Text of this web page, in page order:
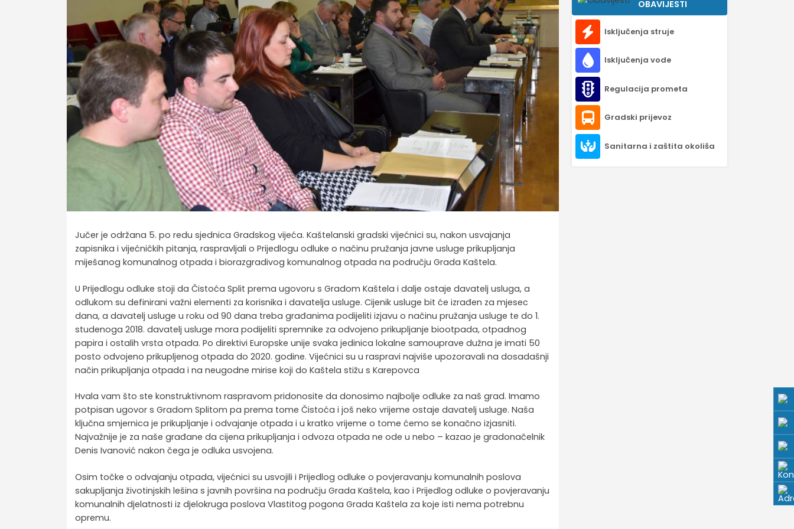
Jučer je održana 5. po redu sjednica Gradskog vijeća. Kaštelanski gradski vijećnici su, nakon usvajanja
zapisnika i vijećničkih pitanja, raspravljali o Prijedlogu odluke o načinu pružanja javne usluge prikupljanja
miješanog komunalnog otpada i biorazgradivog komunalnog otpada na području Grada Kaštela.
U Prijedlogu odluke stoji da Čistoća Split prema ugovoru s Gradom Kaštela i dalje ostaje davatelj usluga, a
odlukom su definirani važni elementi za korisnika i davatelja usluge. Cijenik usluge bit će izrađen za mjesec
dana, a davatelj usluge u roku od 90 dana treba građanima podijeliti izjavu o načinu pružanja usluge te do 1.
studenoga 2018. davatelj usluge mora podijeliti spremnike za odvojeno prikupljanje biootpada, otpadnog
papira i ostalih vrsta otpada. Po direktivi Europske unije svaka jedinica lokalne samouprave dužna je imati 50
posto odvojeno prikupljenog otpada do 2020. godine. Vijećnici su u raspravi najviše upozoravali na dosadašnji
način prikupljanja otpada i na neugodne mirise koji do Kaštela stižu s Karepovca
Hvala vam što ste konstruktivnom raspravom pridonosite da donosimo najbolje odluke za naš grad. Imamo
potpisan ugovor s Gradom Splitom pa prema tome Čistoća i još neko vrijeme ostaje davatelj usluge. Naša
ključna smjernica je prikupljanje i odvajanje otpada i u kratko vrijeme o tome ćemo se konačno izjasniti.
Najvažnije je za naše građane da cijena prikupljanja i odvoza otpada ne ode u nebo – kazao je gradonačelnik
Denis Ivanović nakon čega je odluka usvojena.
Osim točke o odvajanju otpada, vijećnici su usvojili i Prijedlog odluke o povjeravanju komunalnih poslova
sakupljanja životinjskih lešina s javnih površina na području Grada Kaštela, kao i Prijedlog odluke o povjeravanju
komunalnih djelatnosti iz djelokruga poslova Vlastitog pogona Grada Kaštela za koje isti nema potrebnu
opremu.
OBAVIJESTI
Isključenja struje
Isključenja vode
Regulacija prometa
Gradski prijevoz
Sanitarna i zaštita okoliša